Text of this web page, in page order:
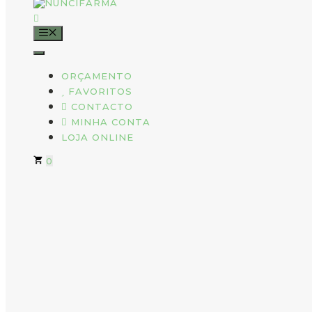
ORÇAMENTO
FAVORITOS
CONTACTO
MINHA CONTA
LOJA ONLINE
0